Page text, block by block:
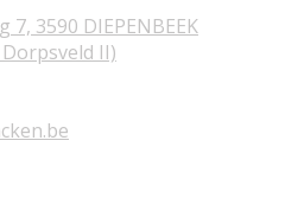
7, 3590 DIEPENBEEK
II)